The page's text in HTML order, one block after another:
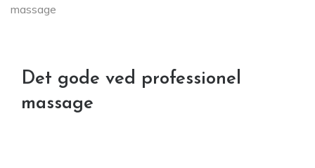
massage
Det gode ved professionel
massage